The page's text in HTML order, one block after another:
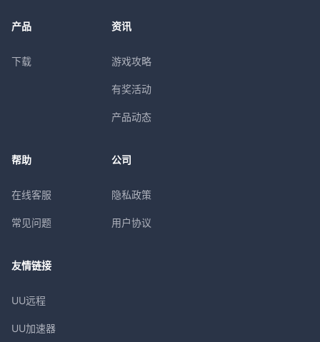
产品
下载
资讯
游戏攻略
有奖活动
产品动态
帮助
在线客服
常见问题
公司
隐私政策
用户协议
友情链接
UU远程
UU加速器